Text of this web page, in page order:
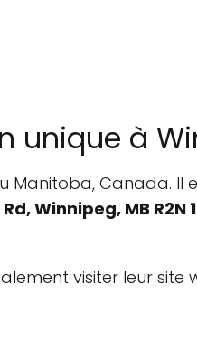
unique à
Manitoba, Canada.
Rd, Winnipeg, MB R2N
visiter leur site